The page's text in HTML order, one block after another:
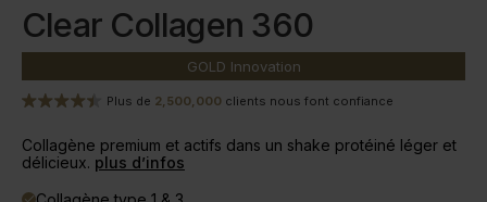
Clear Collagen 360
GOLD Innovation
Plus de 2,500,000 clients nous font confiance
Collagène premium et actifs dans un shake protéiné léger et
délicieux. plus d’infos
done